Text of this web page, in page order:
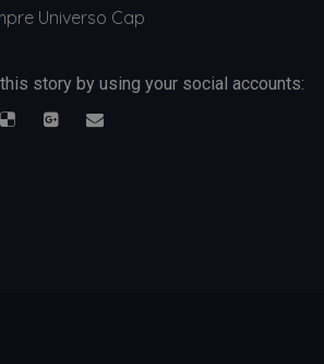
Universo Cap
story by using your social accounts: